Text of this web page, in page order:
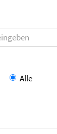
Alle